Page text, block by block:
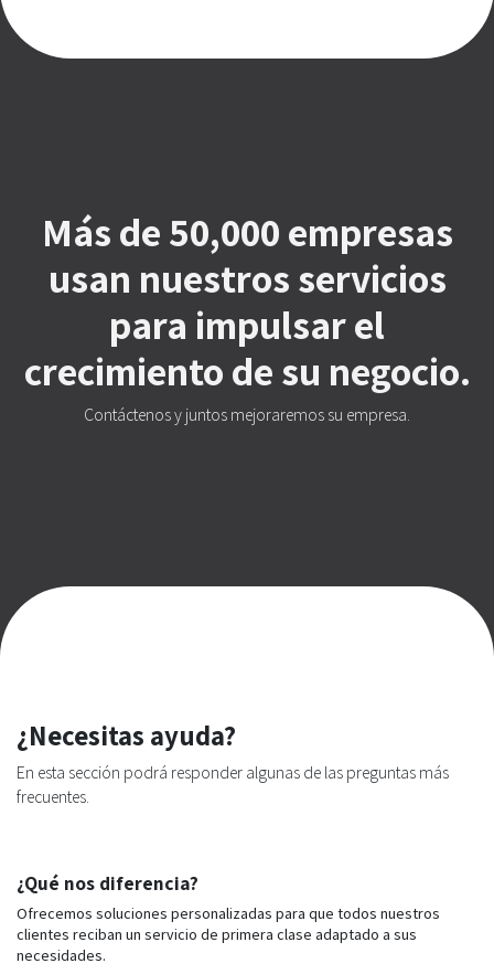
Más de 50,000 empresas
usan nuestros servicios
para impulsar el
crecimiento de su negocio.
Contáctenos y juntos mejoraremos su empresa.
¿Necesitas ayuda?
En esta sección podrá responder algunas de las preguntas más
frecuentes.
¿Qué nos diferencia?
Ofrecemos soluciones personalizadas para que todos nuestros
clientes reciban un servicio de primera clase adaptado a sus
necesidades.